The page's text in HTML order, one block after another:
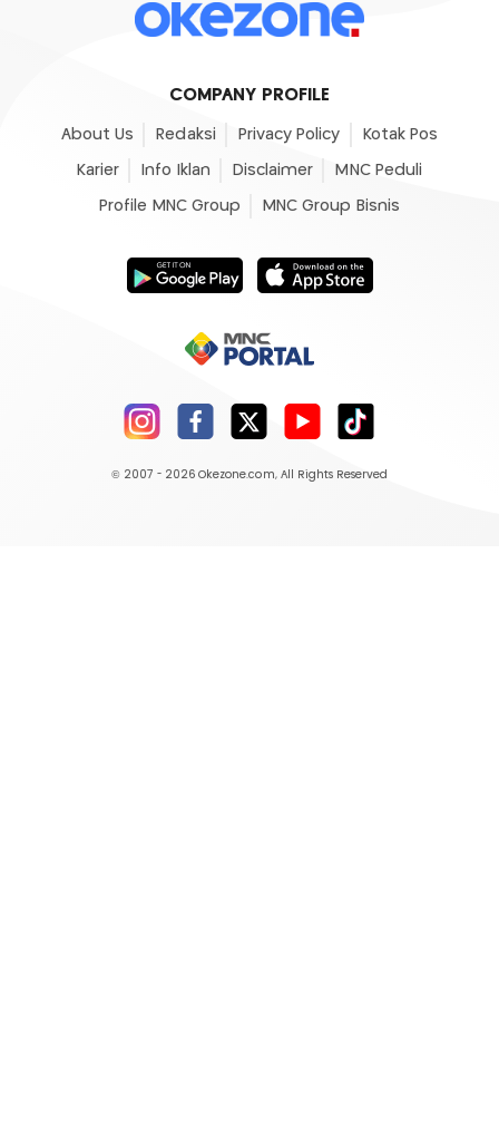
COMPANY PROFILE
About Us Redaksi Privacy Policy Kotak Pos
Karier Info Iklan Disclaimer MNC Peduli
Profile MNC Group MNC Group Bisnis
© 2007 - 2026 Okezone.com, All Rights Reserved